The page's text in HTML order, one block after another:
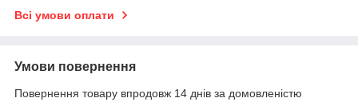
Всі умови оплати
Умови повернення
Повернення товару впродовж 14 днів за домовленістю